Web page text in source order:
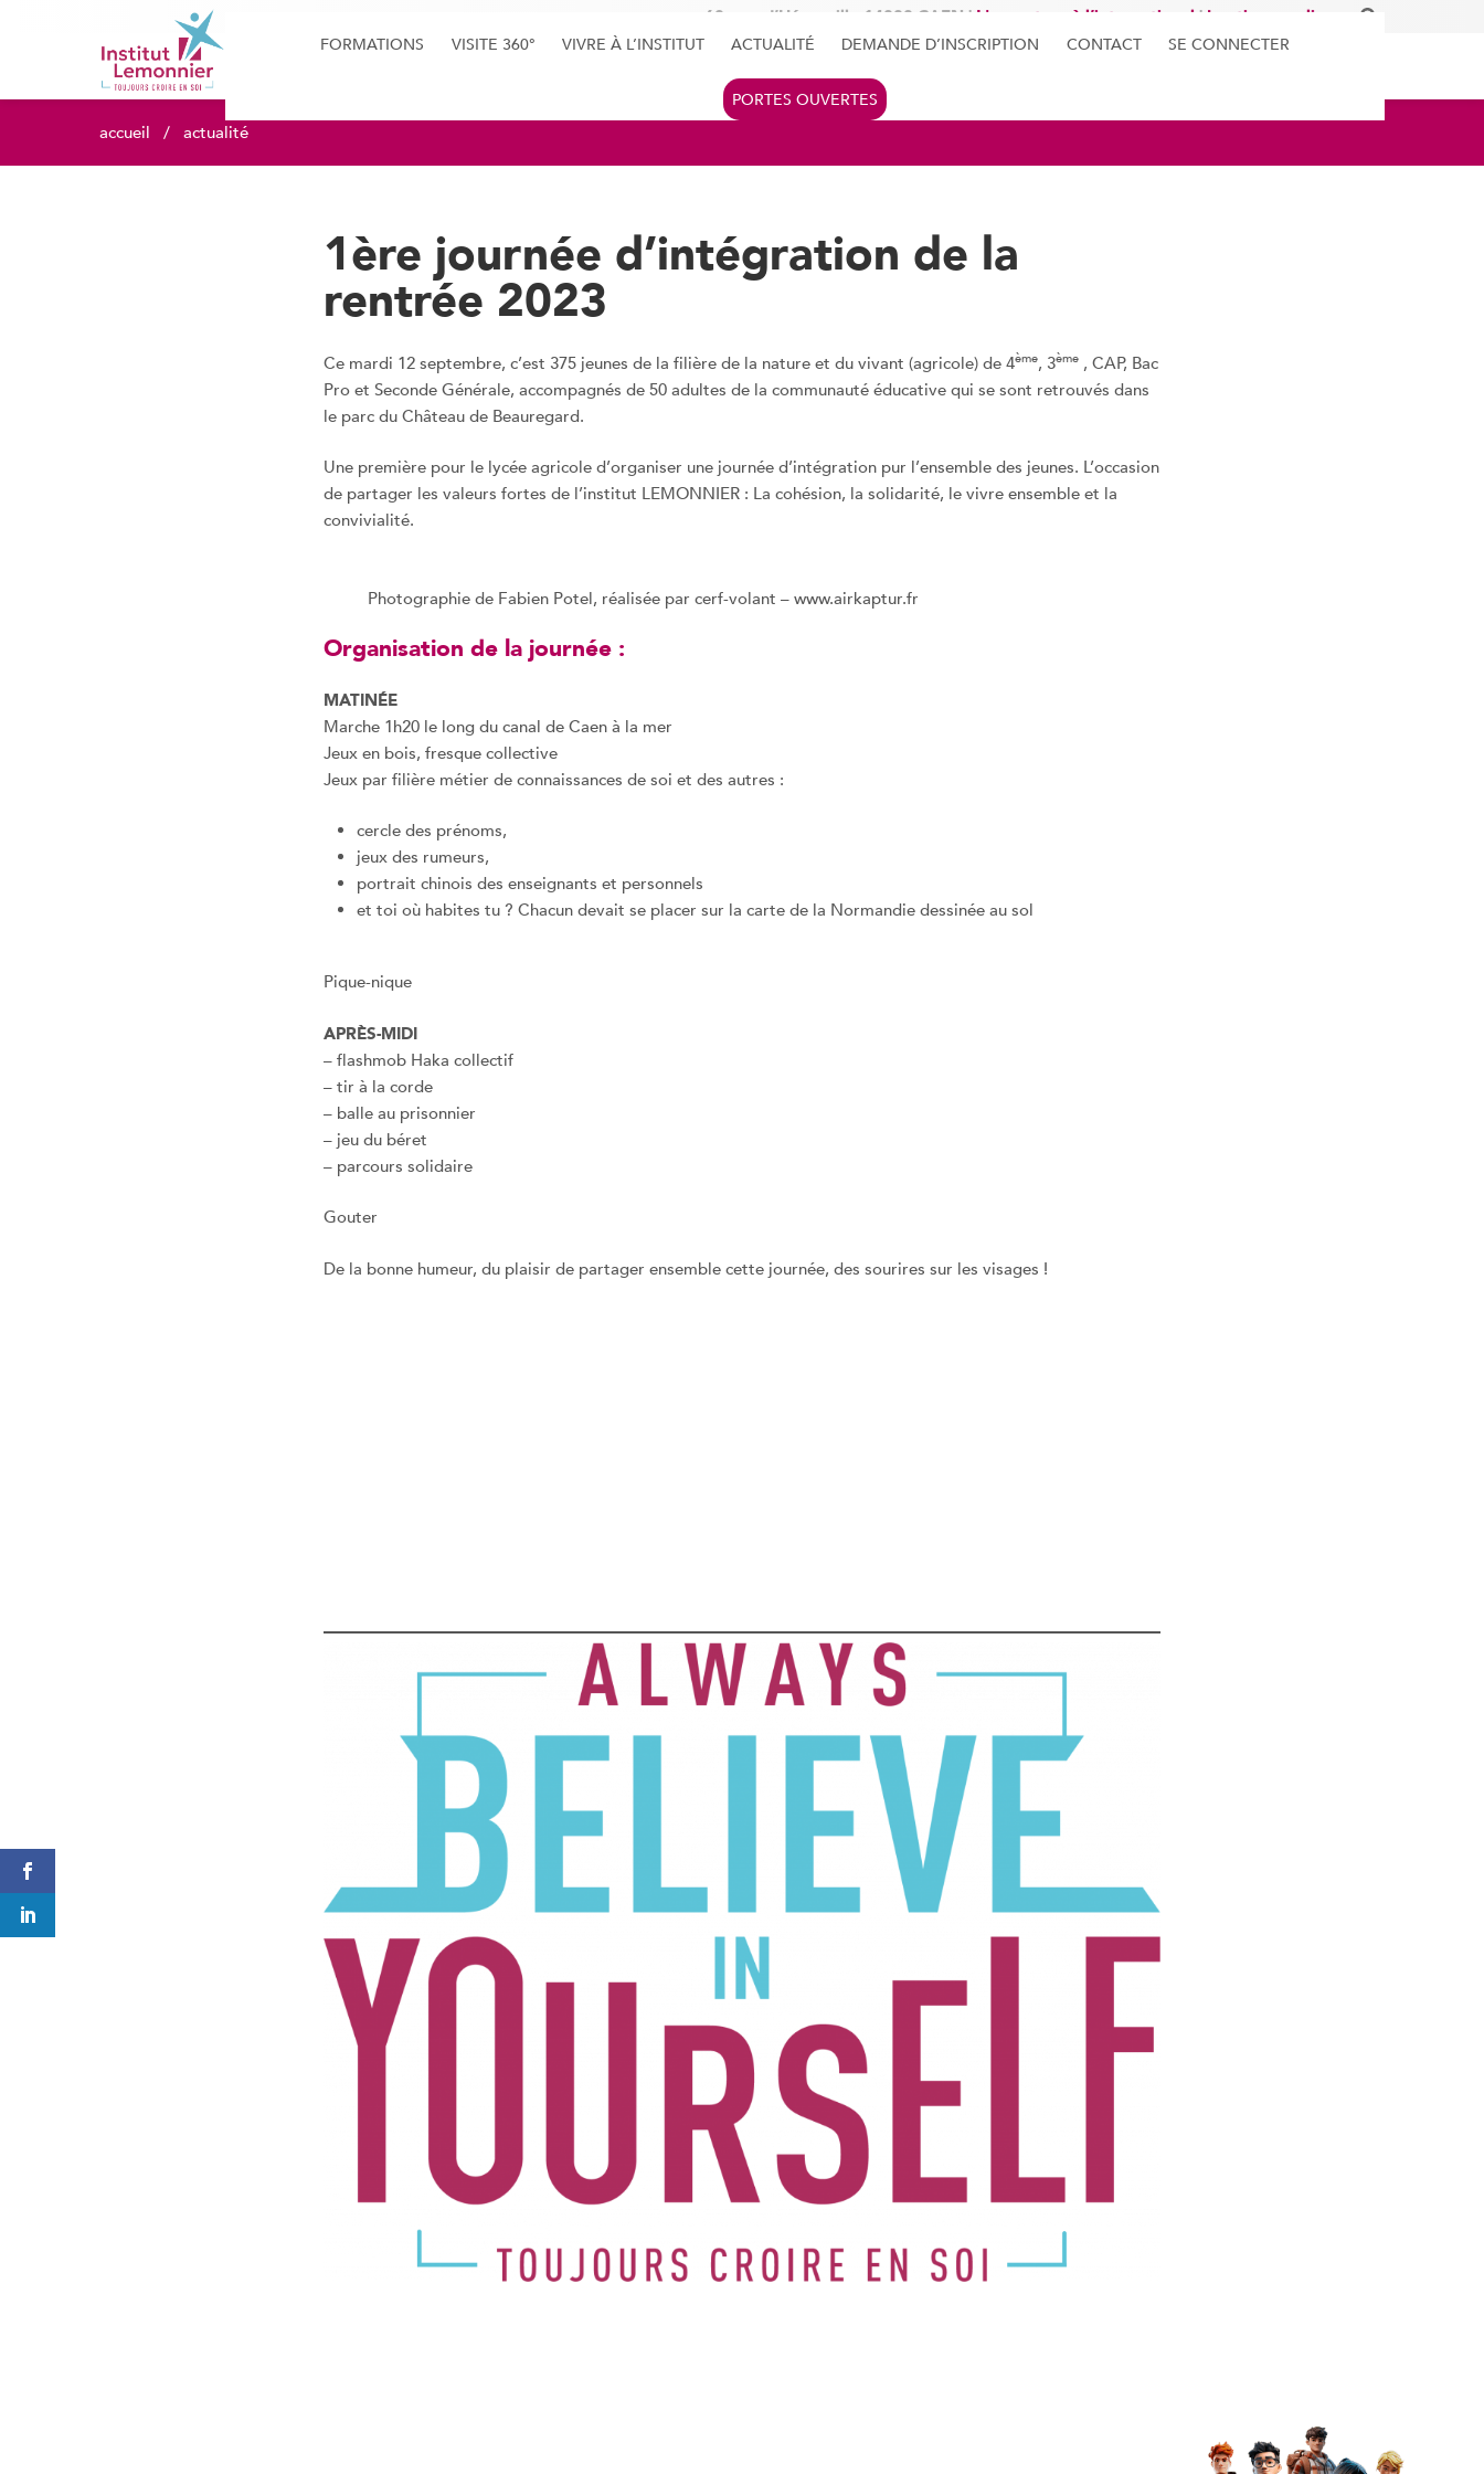
60, rue d’Hérouville 14000 CAEN | L'ouverture à l’international | boutique en ligne
FORMATIONS VISITE 360° VIVRE À L’INSTITUT ACTUALITÉ DEMANDE D’INSCRIPTION CONTACT SE CONNECTER
PORTES OUVERTES
accueil actualité
1ère journée d’intégration de la
rentrée 2023
Ce mardi 12 septembre, c’est 375 jeunes de la filière de la nature et du vivant (agricole) de 4ème, 3ème, CAP, Bac
Pro et Seconde Générale, accompagnés de 50 adultes de la communauté éducative qui se sont retrouvés dans
le parc du Château de Beauregard.
Une première pour le lycée agricole d’organiser une journée d’intégration pur l’ensemble des jeunes. L’occasion
de partager les valeurs fortes de l’institut LEMONNIER : La cohésion, la solidarité, le vivre ensemble et la
convivialité.
Photographie de Fabien Potel, réalisée par cerf-volant – www.airkaptur.fr
Organisation de la journée :
MATINÉE
Marche 1h20 le long du canal de Caen à la mer
Jeux en bois, fresque collective
Jeux par filière métier de connaissances de soi et des autres :
cercle des prénoms,
jeux des rumeurs,
portrait chinois des enseignants et personnels
et toi où habites tu ? Chacun devait se placer sur la carte de la Normandie dessinée au sol
Pique-nique
APRÈS-MIDI
– flashmob Haka collectif
– tir à la corde
– balle au prisonnier
– jeu du béret
– parcours solidaire
Gouter
De la bonne humeur, du plaisir de partager ensemble cette journée, des sourires sur les visages !